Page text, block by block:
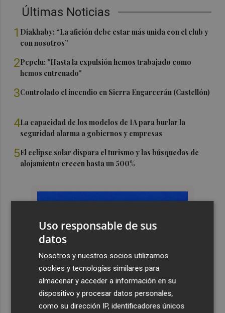
Últimas Noticias
1 Diakhaby: “La afición debe estar más unida con el club y
con nosotros”
2Pepelu: "Hasta la expulsión hemos trabajado como
hemos entrenado"
3Controlado el incendio en Sierra Engarcerán (Castellón)
4La capacidad de los modelos de IA para burlar la
seguridad alarma a gobiernos y empresas
5El eclipse solar dispara el turismo y las búsquedas de
alojamiento crecen hasta un 500%
Uso responsable de sus
datos
Nosotros y nuestros socios utilizamos
cookies y tecnologías similares para
almacenar y acceder a información en su
dispositivo y procesar datos personales,
como su dirección IP, identificadores únicos